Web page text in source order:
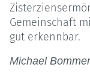
Gemeinschaft
gut erkennbar.
Michael